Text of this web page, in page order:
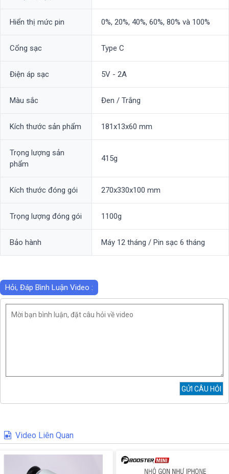
Hiển thị mức pin 0%, 20%, 40%, 60%, 80% và 100%
Cổng sạc Type C
Điện áp sạc 5V - 2A
Màu sắc Đen / Trắng
Kích thước sản phẩm 181x13x60 mm
Trọng lượng sản
phẩm
415g
Kích thước đóng gói 270x330x100 mm
Trọng lượng đóng gói 1100g
Bảo hành Máy 12 tháng / Pin sạc 6 tháng
Hỏi, Đáp Bình Luận Video :
Video Liên Quan